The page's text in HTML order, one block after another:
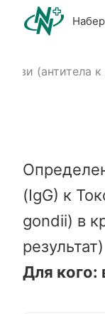
(антитела
(IgG) к
gondii) в
результат)
Для кого: